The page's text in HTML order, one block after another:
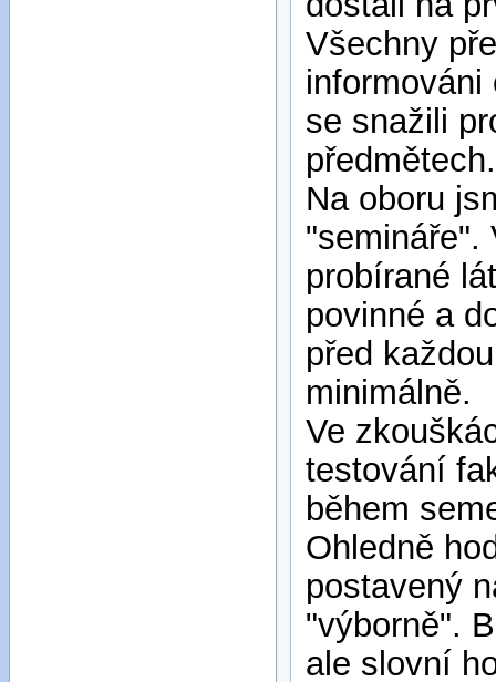
Všechny
se snažili
Na oboru
"semináře".
probírané
povinné a
před
minimálně.
Ve
testování
během
Ohledně
postavený
"výborně".
ale slovní